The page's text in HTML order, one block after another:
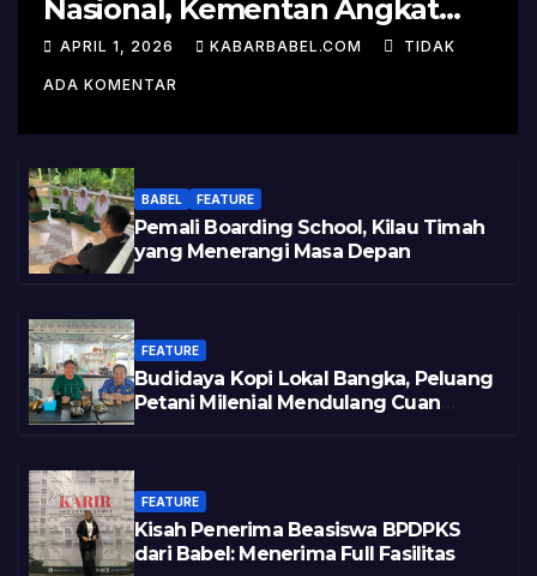
Nasional, Kementan Angkat
Kisah Sukses Pelepasan
Varietas
APRIL 1, 2026 KABARBABEL.COM TIDAK
ADA KOMENTAR
BABEL FEATURE
Pemali Boarding School, Kilau Timah
yang Menerangi Masa Depan
FEATURE
Budidaya Kopi Lokal Bangka, Peluang
Petani Milenial Mendulang Cuan
FEATURE
Kisah Penerima Beasiswa BPDPKS
dari Babel: Menerima Full Fasilitas